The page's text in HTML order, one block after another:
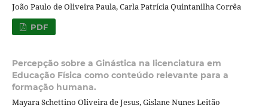
João Paulo de Oliveira Paula, Carla Patrícia Quintanilha Corrêa
PDF
Percepção sobre a Ginástica na licenciatura em
Educação Física como conteúdo relevante para a
formação humana.
Mayara Schettino Oliveira de Jesus, Gislane Nunes Leitão